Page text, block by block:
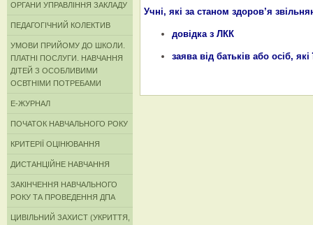
ОРГАНИ УПРАВЛІННЯ ЗАКЛАДУ
ПЕДАГОГІЧНИЙ КОЛЕКТИВ
УМОВИ ПРИЙОМУ ДО ШКОЛИ.
ПЛАТНІ ПОСЛУГИ. НАВЧАННЯ
ДІТЕЙ З ОСОБЛИВИМИ
ОСВТНІМИ ПОТРЕБАМИ
Е-ЖУРНАЛ
ПОЧАТОК НАВЧАЛЬНОГО РОКУ
КРИТЕРІЇ ОЦІНЮВАННЯ
ДИСТАНЦІЙНЕ НАВЧАННЯ
ЗАКІНЧЕННЯ НАВЧАЛЬНОГО
РОКУ ТА ПРОВЕДЕННЯ ДПА
ЦИВІЛЬНИЙ ЗАХИСТ (УКРИТТЯ,
Учні, які за станом здоров’я
довідка з ЛКК
заява від батьків або осіб,